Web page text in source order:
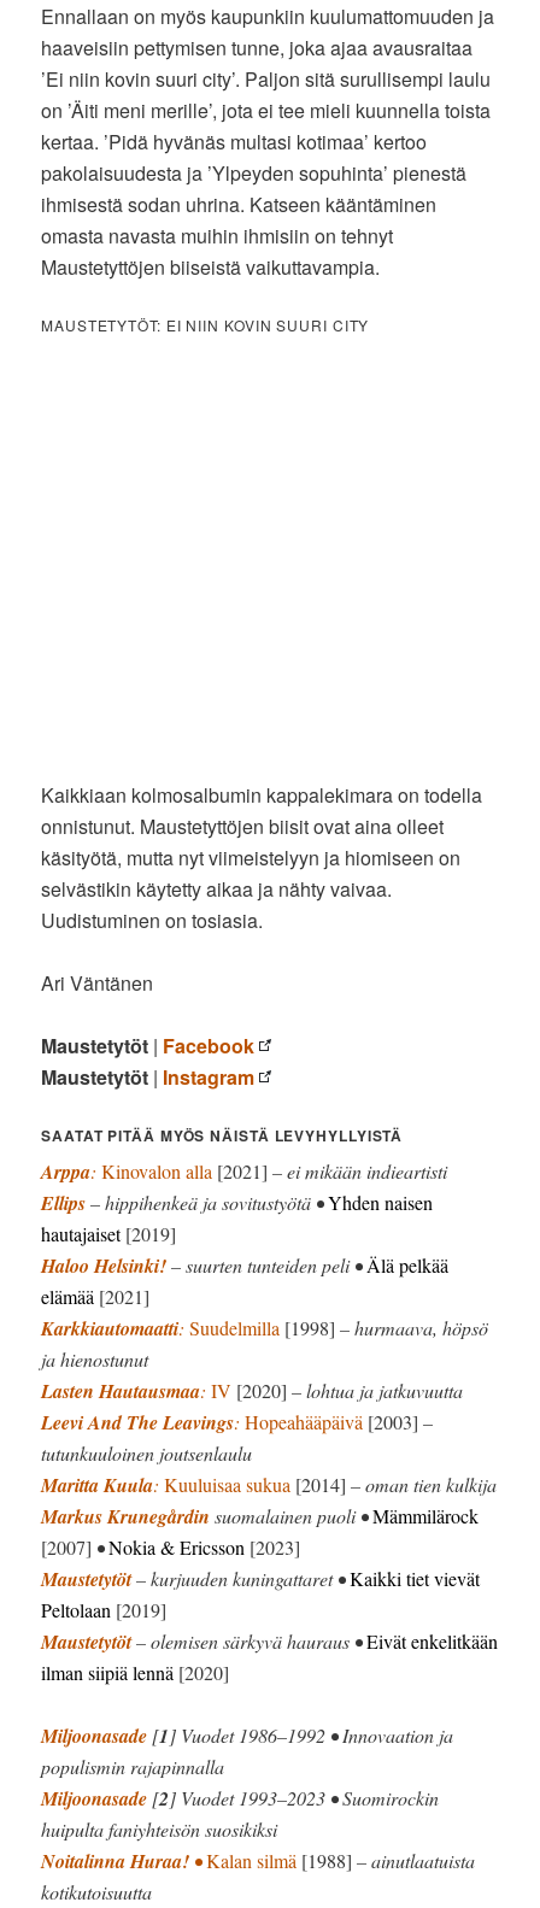
Ennallaan on myös kaupunkiin kuulumattomuuden ja
haaveisiin pettymisen tunne, joka ajaa avausraitaa
’Ei niin kovin suuri city’. Paljon sitä surullisempi laulu
on ’Äiti meni merille’, jota ei tee mieli kuunnella toista
kertaa. ’Pidä hyvänäs multasi kotimaa’ kertoo
pakolaisuudesta ja ’Ylpeyden sopuhinta’ pienestä
ihmisestä sodan uhrina. Katseen kääntäminen
omasta navasta muihin ihmisiin on tehnyt
Maustetyttöjen biiseistä vaikuttavampia.
MAUSTETYTÖT: EI NIIN KOVIN SUURI CITY
Kaikkiaan kolmosalbumin kappalekimara on todella
onnistunut. Maustetyttöjen biisit ovat aina olleet
käsityötä, mutta nyt viimeistelyyn ja hiomiseen on
selvästikin käytetty aikaa ja nähty vaivaa.
Uudistuminen on tosiasia.
Ari Väntänen
Maustetytöt | Facebook
Maustetytöt | Instagram
SAATAT PITÄÄ MYÖS NÄISTÄ LEVYHYLLYISTÄ
Arppa:Kinovalon alla [2021] – ei mikään indieartisti
Ellips– hippihenkeä ja sovitustyötä •Yhden naisen
hautajaiset[2019]
Haloo Helsinki!– suurten tunteiden peli •Älä pelkää
elämää [2021]
Karkkiautomaatti:Suudelmilla [1998] – hurmaava, höpsö
ja hienostunut
Lasten Hautausmaa:IV [2020] – lohtua ja jatkuvuutta
Leevi And The Leavings:Hopeahääpäivä [2003] –
tutunkuuloinen joutsenlaulu
Maritta Kuula:Kuuluisaa sukua [2014] – oman tien kulkija
Markus Krunegårdin suomalainen puoli •Mämmilärock
[2007] •Nokia & Ericsson [2023]
Maustetytöt– kurjuuden kuningattaret •Kaikki tiet vievät
Peltolaan [2019]
Maustetytöt– olemisen särkyvä hauraus •Eivät enkelitkään
ilman siipiä lennä [2020]
Miljoonasade [1] Vuodet 1986–1992 • Innovaation ja
populismin rajapinnalla
Miljoonasade [2] Vuodet 1993–2023 • Suomirockin
huipulta faniyhteisön suosikiksi
Noitalinna Huraa! •Kalan silmä [1988] – ainutlaatuista
kotikutoisuutta